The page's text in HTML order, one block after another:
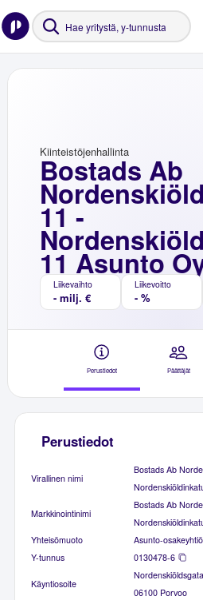
Bostads Ab
11 -
11 Asunto
Kiinteistöjenhallinta
Liikevaihto
- milj. €
Liikevoitto
- %
Perustiedot Päättäjät
Perustiedot
Virallinen nimi
Bostads Ab
Markkinointinimi
Bostads Ab
Yhteisömuoto
Asunto-osakeyhtiö
Y-tunnus
0130478-6
Käyntiosoite
06100 Porvoo